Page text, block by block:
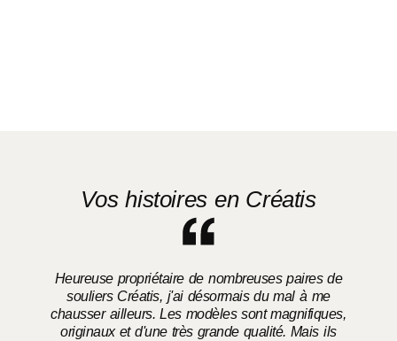
Vos histoires en Créatis
Heureuse propriétaire de nombreuses paires de
souliers Créatis, j'ai désormais du mal à me
chausser ailleurs. Les modèles sont magnifiques,
originaux et d'une très grande qualité. Mais ils